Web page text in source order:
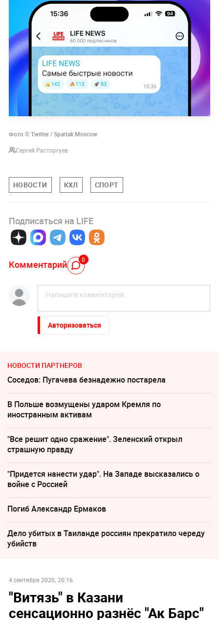
Фото © Twitter / Spartak Moscow
Сергей Расторгуев
НОВОСТИ КХЛ СПОРТ
Подписаться на LIFE
Комментарий 0
Авторизоваться
НОВОСТИ ПАРТНЕРОВ
Соседов: Пугачева безнадежно постарела
В Польше возмущены ударом Кремля по
иностранным активам
"Все решит одно сражение". Зеленский открыл
страшную правду
"Придется нанести удар". На Западе высказались о
войне с Россией
Погиб Александр Ермаков
Дело убитых в Таиланде россиян прекратило череду
убийств
4 сентября 2020, 20:16
"Витязь" в Казани
сенсационно разнёс "Ак Барс"